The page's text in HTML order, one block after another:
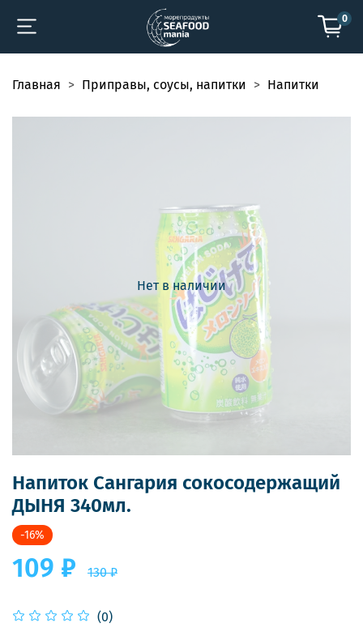
0
Главная Приправы, соусы, напитки Напитки
Нет в наличии
Напиток Сангария сокосодержащий
ДЫНЯ 340мл.
(0)
-16%
109 ₽ 130 ₽